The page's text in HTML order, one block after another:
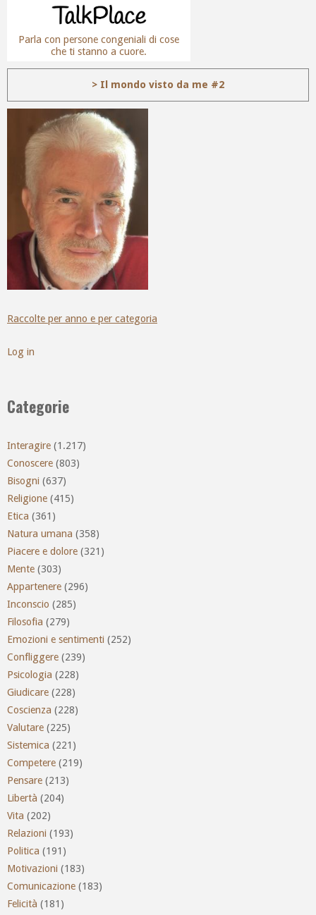
Parla con persone congeniali di cose
che ti stanno a cuore.
> Il mondo visto da me #2
Raccolte per anno e per categoria
Log in
Categorie
Interagire (1.217)
Conoscere (803)
Bisogni (637)
Religione (415)
Etica (361)
Natura umana (358)
Piacere e dolore (321)
Mente (303)
Appartenere (296)
Inconscio (285)
Filosofia (279)
Emozioni e sentimenti (252)
Confliggere (239)
Psicologia (228)
Giudicare (228)
Coscienza (228)
Valutare (225)
Sistemica (221)
Competere (219)
Pensare (213)
Libertà (204)
Vita (202)
Relazioni (193)
Politica (191)
Motivazioni (183)
Comunicazione (183)
Felicità (181)